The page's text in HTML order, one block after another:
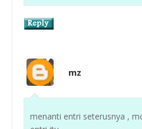
mz
menanti entri seterusnya ,